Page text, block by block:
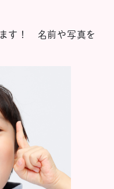
す！ 名前や写真を